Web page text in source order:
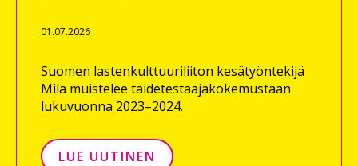
01.07.2026
Suomen lastenkulttuuriliiton kesätyöntekijä
Mila muistelee taidetestaajakokemustaan
lukuvuonna 2023–2024.
LUE UUTINEN